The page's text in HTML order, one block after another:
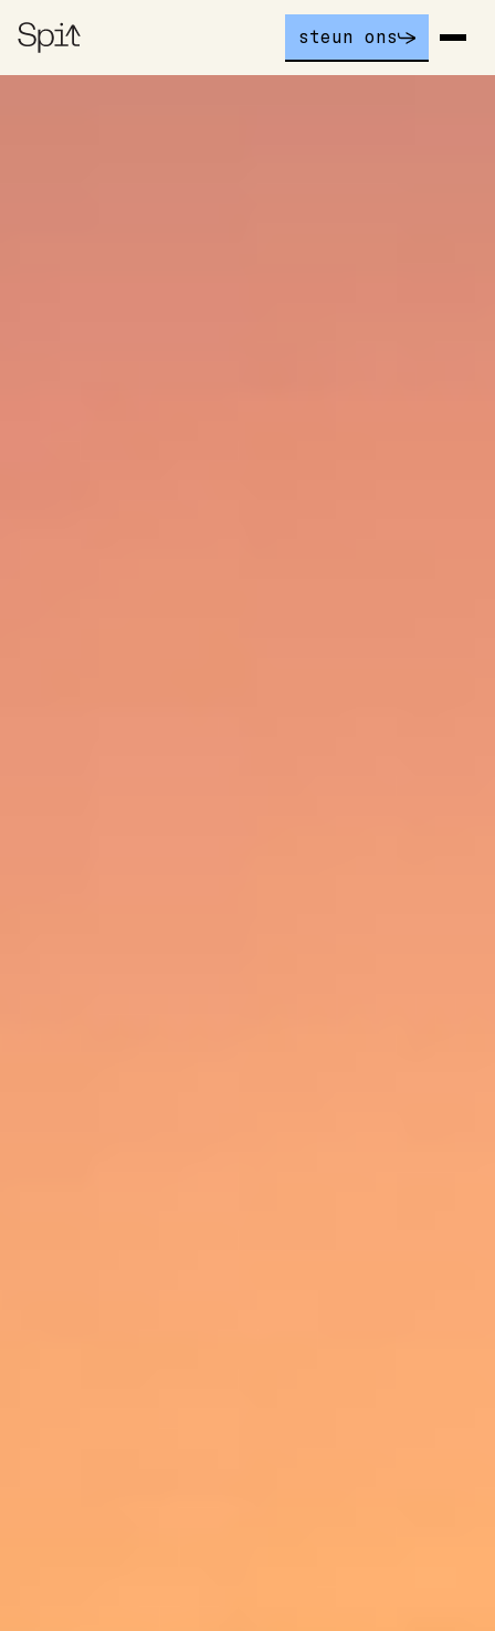
steun ons